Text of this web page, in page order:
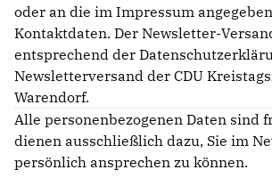
oder an die im Impressum
Kontaktdaten. Der Newsletter-
entsprechend der
Newsletterversand der CDU
Warendorf.
Alle personenbezogenen Daten sind
dienen ausschließlich dazu, Sie im
persönlich ansprechen zu können.